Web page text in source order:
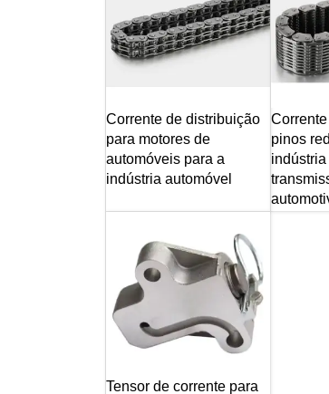
Corrente de distribuição
para motores de
automóveis para a
indústria automóvel
pinos
indústria
Tensor de corrente para